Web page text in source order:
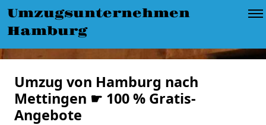
Umzugsunternehmen
Hamburg
Umzug von Hamburg nach
Mettingen ☛ 100 % Gratis-
Angebote